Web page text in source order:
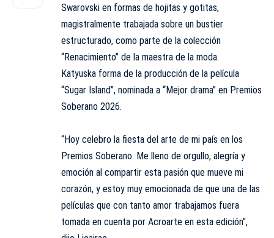
Swarovski en formas de hojitas y gotitas,
magistralmente trabajada sobre un bustier
estructurado, como parte de la colección
“Renacimiento” de la maestra de la moda.
Katyuska forma de la producción de la película
“Sugar Island”, nominada a “Mejor drama” en Premios
Soberano 2026.
“Hoy celebro la fiesta del arte de mi país en los
Premios Soberano. Me lleno de orgullo, alegría y
emoción al compartir esta pasión que mueve mi
corazón, y estoy muy emocionada de que una de las
películas que con tanto amor trabajamos fuera
tomada en cuenta por Acroarte en esta edición”,